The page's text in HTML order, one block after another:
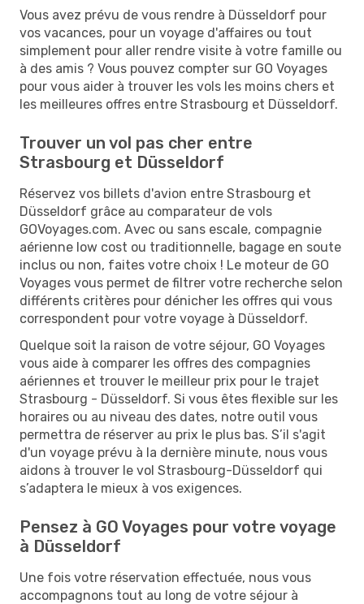
Vous avez prévu de vous rendre à Düsseldorf pour
vos vacances, pour un voyage d'affaires ou tout
simplement pour aller rendre visite à votre famille ou
à des amis ? Vous pouvez compter sur GO Voyages
pour vous aider à trouver les vols les moins chers et
les meilleures offres entre Strasbourg et Düsseldorf.
Trouver un vol pas cher entre
Strasbourg et Düsseldorf
Réservez vos billets d'avion entre Strasbourg et
Düsseldorf grâce au comparateur de vols
GOVoyages.com. Avec ou sans escale, compagnie
aérienne low cost ou traditionnelle, bagage en soute
inclus ou non, faites votre choix ! Le moteur de GO
Voyages vous permet de filtrer votre recherche selon
différents critères pour dénicher les offres qui vous
correspondent pour votre voyage à Düsseldorf.
Quelque soit la raison de votre séjour, GO Voyages
vous aide à comparer les offres des compagnies
aériennes et trouver le meilleur prix pour le trajet
Strasbourg - Düsseldorf. Si vous êtes flexible sur les
horaires ou au niveau des dates, notre outil vous
permettra de réserver au prix le plus bas. S’il s'agit
d'un voyage prévu à la dernière minute, nous vous
aidons à trouver le vol Strasbourg-Düsseldorf qui
s’adaptera le mieux à vos exigences.
Pensez à GO Voyages pour votre voyage
à Düsseldorf
Une fois votre réservation effectuée, nous vous
accompagnons tout au long de votre séjour à